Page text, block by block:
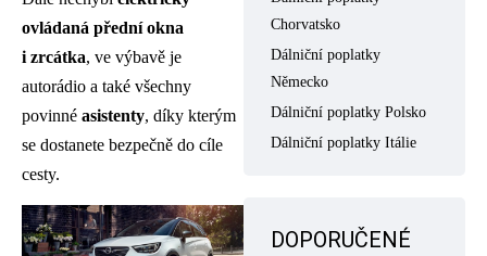
ovládaná přední okna
i zrcátka, ve výbavě je
autorádio a také všechny
povinné asistenty, díky kterým
se dostanete bezpečně do cíle
cesty.
Chorvatsko
Dálniční poplatky
Německo
Dálniční poplatky Polsko
Dálniční poplatky Itálie
DOPORUČENÉ